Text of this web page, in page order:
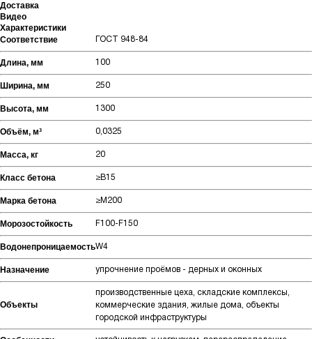
Доставка
Видео
Характеристики
Соответствие
ГОСТ 948-84
Длина, мм 100
Ширина, мм 250
Высота, мм 1300
Объём, м³ 0,0325
Масса, кг 20
Класс бетона ≥В15
Марка бетона ≥М200
Морозостойкость F100-F150
ВодонепроницаемостьW4
Назначение упрочнение проёмов - дерных и оконных
Объекты
производственные цеха, складские комплексы,
коммерческие здания, жилые дома, объекты
городской инфраструктуры